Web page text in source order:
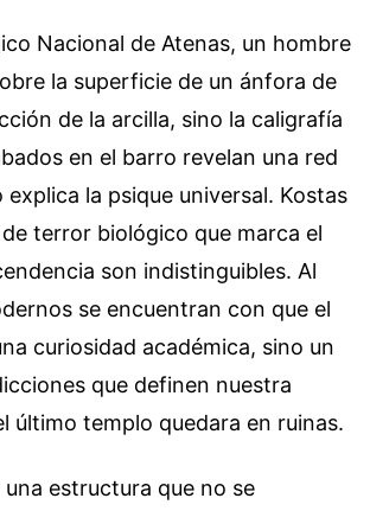
Nacional de Atenas, un hombre
la superficie de un ánfora de
de la arcilla, sino la caligrafía
en el barro revelan una red
la psique universal. Kostas
terror biológico que marca el
son indistinguibles. Al
se encuentran con que el
curiosidad académica, sino un
que definen nuestra
último templo quedara en ruinas.
estructura que no se